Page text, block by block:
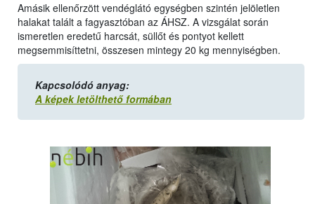
Amásik ellenőrzött vendéglátó egységben szintén jelöletlen
halakat talált a fagyasztóban az ÁHSZ. A vizsgálat során
ismeretlen eredetű harcsát, süllőt és pontyot kellett
megsemmisíttetni, összesen mintegy 20 kg mennyiségben.
Kapcsolódó anyag:
A képek letölthető formában